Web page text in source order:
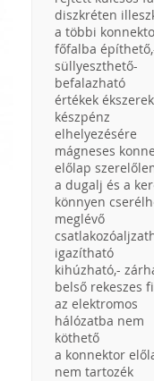
diszkréten
a többi
főfalba
süllyeszthető-
befalazható
értékek
készpénz
elhelyezésére
mágneses
előlap
a dugalj és a
könnyen
meglévő
igazítható
kihúzható,-
belső rekeszes
az elektromos
hálózatba nem
köthető
a konnektor
nem tartozék